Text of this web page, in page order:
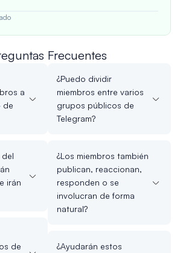
Frecuentes
a
de
del
irán
de
¿Puedo dividir
miembros entre varios
grupos públicos de
Telegram?
¿Los miembros también
publican, reaccionan,
responden o se
involucran de forma
natural?
¿Ayudarán estos